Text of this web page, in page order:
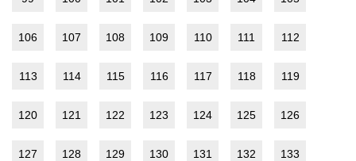
106 107 108 109 110 111 112
113 114 115 116 117 118 119
120 121 122 123 124 125 126
127 128 129 130 131 132 133